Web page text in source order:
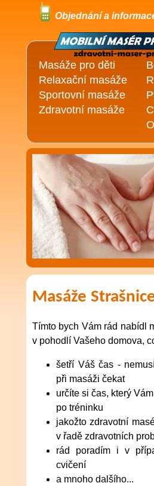
Masáže pro děti
Relaxační masáže
Sportovní masáže
Zdravotní masáže
Objednání a
Masáže
Tímto bych Vám rád nabídl
v pohodlí Vašeho domova,
šetří Váš čas -
při masáži čekat
určíte si čas, který
po tréninku
jakožto zdravotní
v řadě zdravotních
rád poradím i v
cvičení
a mnoho dalšího...